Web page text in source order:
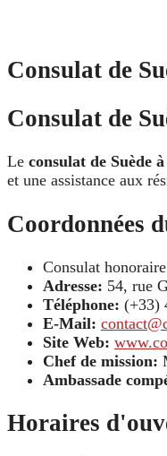
Consulat de
Consulat de
Le consulat de Suède
et une assistance aux
Coordonnées
Consulat
Adresse: 54, rue
Téléphone: (+33)
E-Mail:
Site Web:
Chef de mission:
Ambassade
Horaires